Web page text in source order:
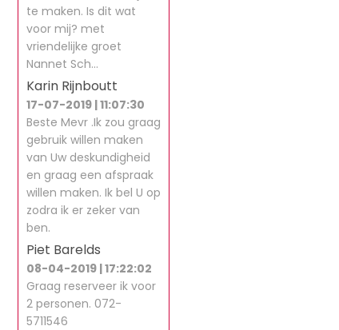
te maken. Is dit wat
voor mij? met
vriendelijke groet
Nannet Sch…
Karin Rijnboutt
17-07-2019 | 11:07:30
Beste Mevr .Ik zou graag
gebruik willen maken
van Uw deskundigheid
en graag een afspraak
willen maken. Ik bel U op
zodra ik er zeker van
ben.
Piet Barelds
08-04-2019 | 17:22:02
Graag reserveer ik voor
2 personen. 072-
5711546